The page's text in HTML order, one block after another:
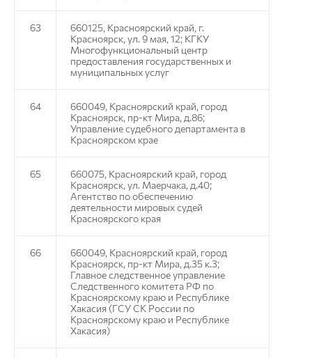
63
660125, Красноярский край, г.
Красноярск, ул. 9 мая, 12; КГКУ
Многофункциональный центр
предоставления государственных и
муниципальных услуг
64
660049, Красноярский край, город
Красноярск, пр-кт Мира, д.86;
Управление судебного департамента в
Красноярском крае
65
660075, Красноярский край, город
Красноярск, ул. Маерчака, д.40;
Агентство по обеспечению
деятельности мировых судей
Красноярского края
66
660049, Красноярский край, город
Красноярск, пр-кт Мира, д.35 к.3;
Главное следственное управление
Следственного комитета РФ по
Красноярскому краю и Республике
Хакасия (ГСУ СК России по
Красноярскому краю и Республике
Хакасия)